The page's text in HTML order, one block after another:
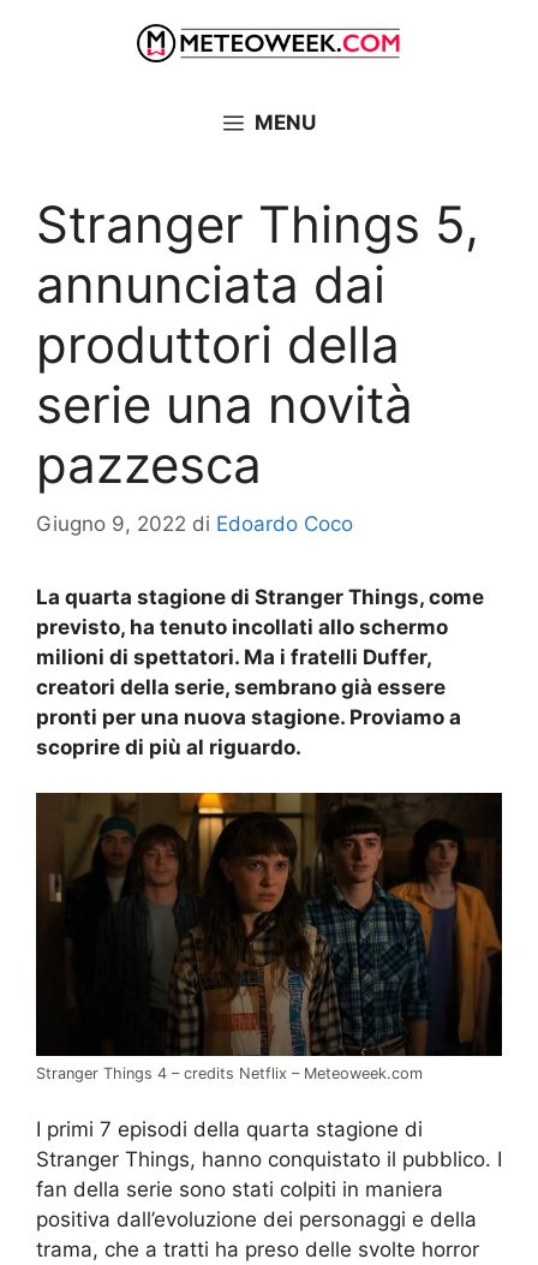
MENU
Stranger Things 5,
annunciata dai
produttori della
serie una novità
pazzesca
Giugno 9, 2022 di Edoardo Coco
La quarta stagione di Stranger Things, come
previsto, ha tenuto incollati allo schermo
milioni di spettatori. Ma i fratelli Duffer,
creatori della serie, sembrano già essere
pronti per una nuova stagione. Proviamo a
scoprire di più al riguardo.
Stranger Things 4 – credits Netflix – Meteoweek.com
I primi 7 episodi della quarta stagione di
Stranger Things, hanno conquistato il pubblico. I
fan della serie sono stati colpiti in maniera
positiva dall’evoluzione dei personaggi e della
trama, che a tratti ha preso delle svolte horror